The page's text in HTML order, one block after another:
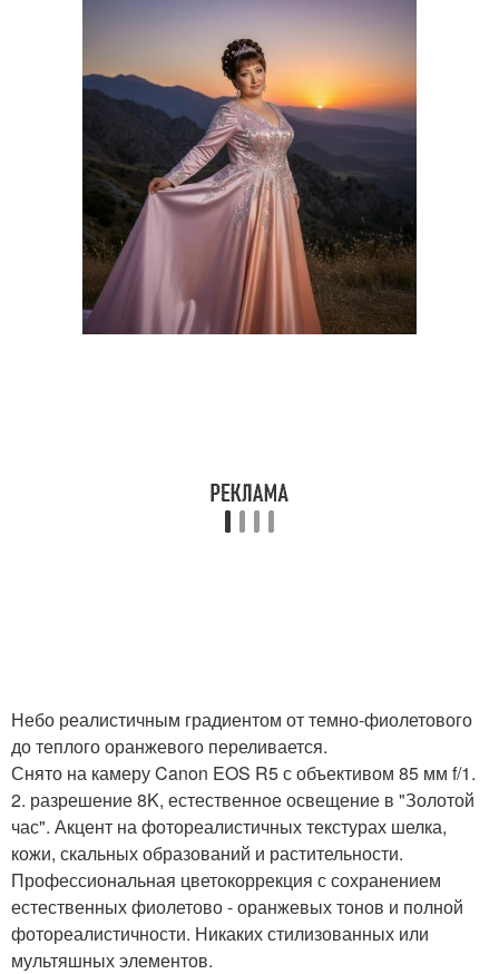
Небо реалистичным градиентом от темно-фиолетового
до теплого оранжевого переливается.
Снято на камеру Canon EOS R5 с объективом 85 мм f/1.
2. разрешение 8K, естественное освещение в "Золотой
час". Акцент на фотореалистичных текстурах шелка,
кожи, скальных образований и растительности.
Профессиональная цветокоррекция с сохранением
естественных фиолетово - оранжевых тонов и полной
фотореалистичности. Никаких стилизованных или
мультяшных элементов.